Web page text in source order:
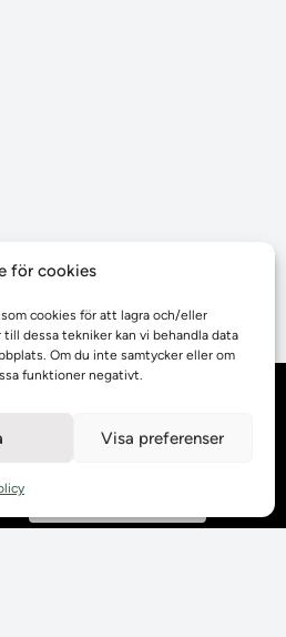
för cookies
cookies för att lagra och/eller
dessa tekniker kan vi behandla data
Om du inte samtycker eller om
funktioner negativt.
Visa preferenser
personuppgifter